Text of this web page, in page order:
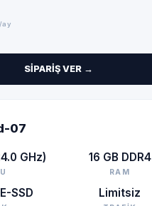
/ay
SIPARIŞ VER →
07
GHz) 16 GB DDR4
RAM
SSD Limitsiz